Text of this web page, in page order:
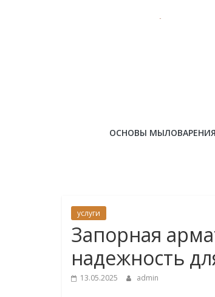
Милотто
ОСНОВЫ МЫЛОВАРЕНИЯ
услуги
Запорная
надежность
13.05.2025 admin